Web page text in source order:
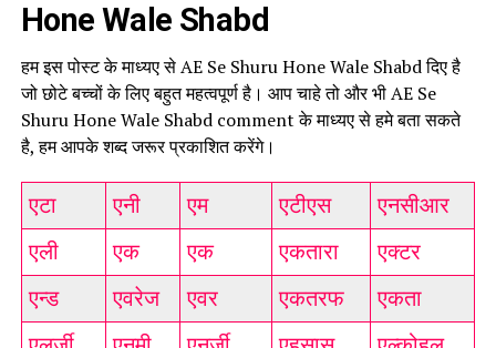
Hone Wale Shabd
हम इस पोस्ट के माध्यए से AE Se Shuru Hone Wale Shabd दिए है
जो छोटे बच्चों के लिए बहुत महत्वपूर्ण है। आप चाहे तो और भी AE Se
Shuru Hone Wale Shabd comment के माध्यए से हमे बता सकते
है, हम आपके शब्द जरूर प्रकाशित करेंगे।
एटा एनी एम एटीएस
एनसीआर
एली
एक एक एकतारा
एक्टर
एन्ड
एवरेज एवर एकतरफ
एकता